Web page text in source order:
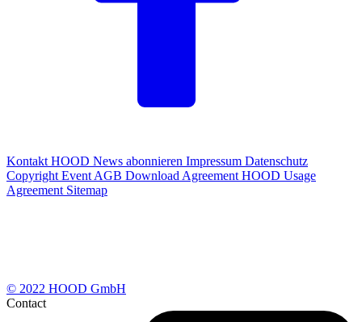
Kontakt HOOD News abonnieren Impressum Datenschutz
Copyright Event AGB Download Agreement HOOD Usage
Agreement Sitemap
© 2022 HOOD GmbH
Contact